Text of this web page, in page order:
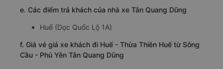
e. Các điểm trả khách của nhà xe Tân Quang Dũng
Huế (Dọc Quốc Lộ 1A)
f. Giá vé giá xe khách đi Huế - Thừa Thiên Huế từ Sông
Cầu - Phú Yên Tân Quang Dũng